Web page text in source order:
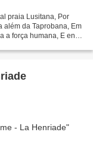
praia Lusitana, Por
além da Taprobana, Em
a força humana, E entre